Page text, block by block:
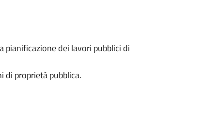
dei lavori pubblici di
di proprietà pubblica.